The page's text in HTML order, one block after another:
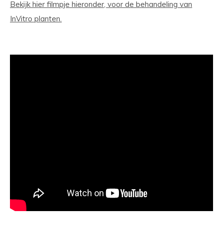
Bekijk hier filmpje hieronder, voor de behandeling van
InVitro planten.